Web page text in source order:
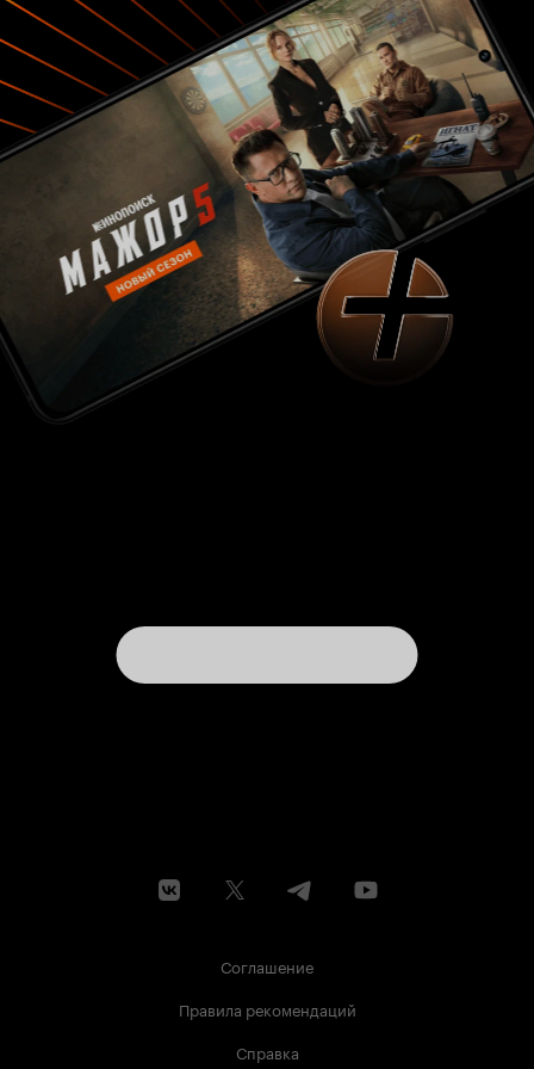
возможно, своих друзей или родственников.
Но даже тот, кому неинтересна эта тема, пусть
лучше посмотрит этот фильм - все-таки,
вероятно, его в жизни ждет тоже самое.
Старая, как мир, история, элегантная, мудрая,
милая и простая с героями настоящими,
человечно-порочными и далекими от
голливудского стандарта. Хорошее кино. 8 из
Соглашение
Правила рекомендаций
Справка